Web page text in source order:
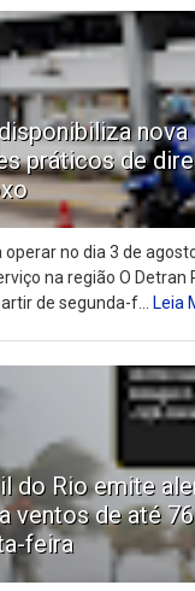
nova
práticos de
operar no dia 3 de
na região O Detran
de segunda-f...
Leia
do Rio emite
ventos de até
feira